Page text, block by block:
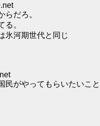
らだろ。
る。
氷河期世代と同じ
民がやってもらいたいこと